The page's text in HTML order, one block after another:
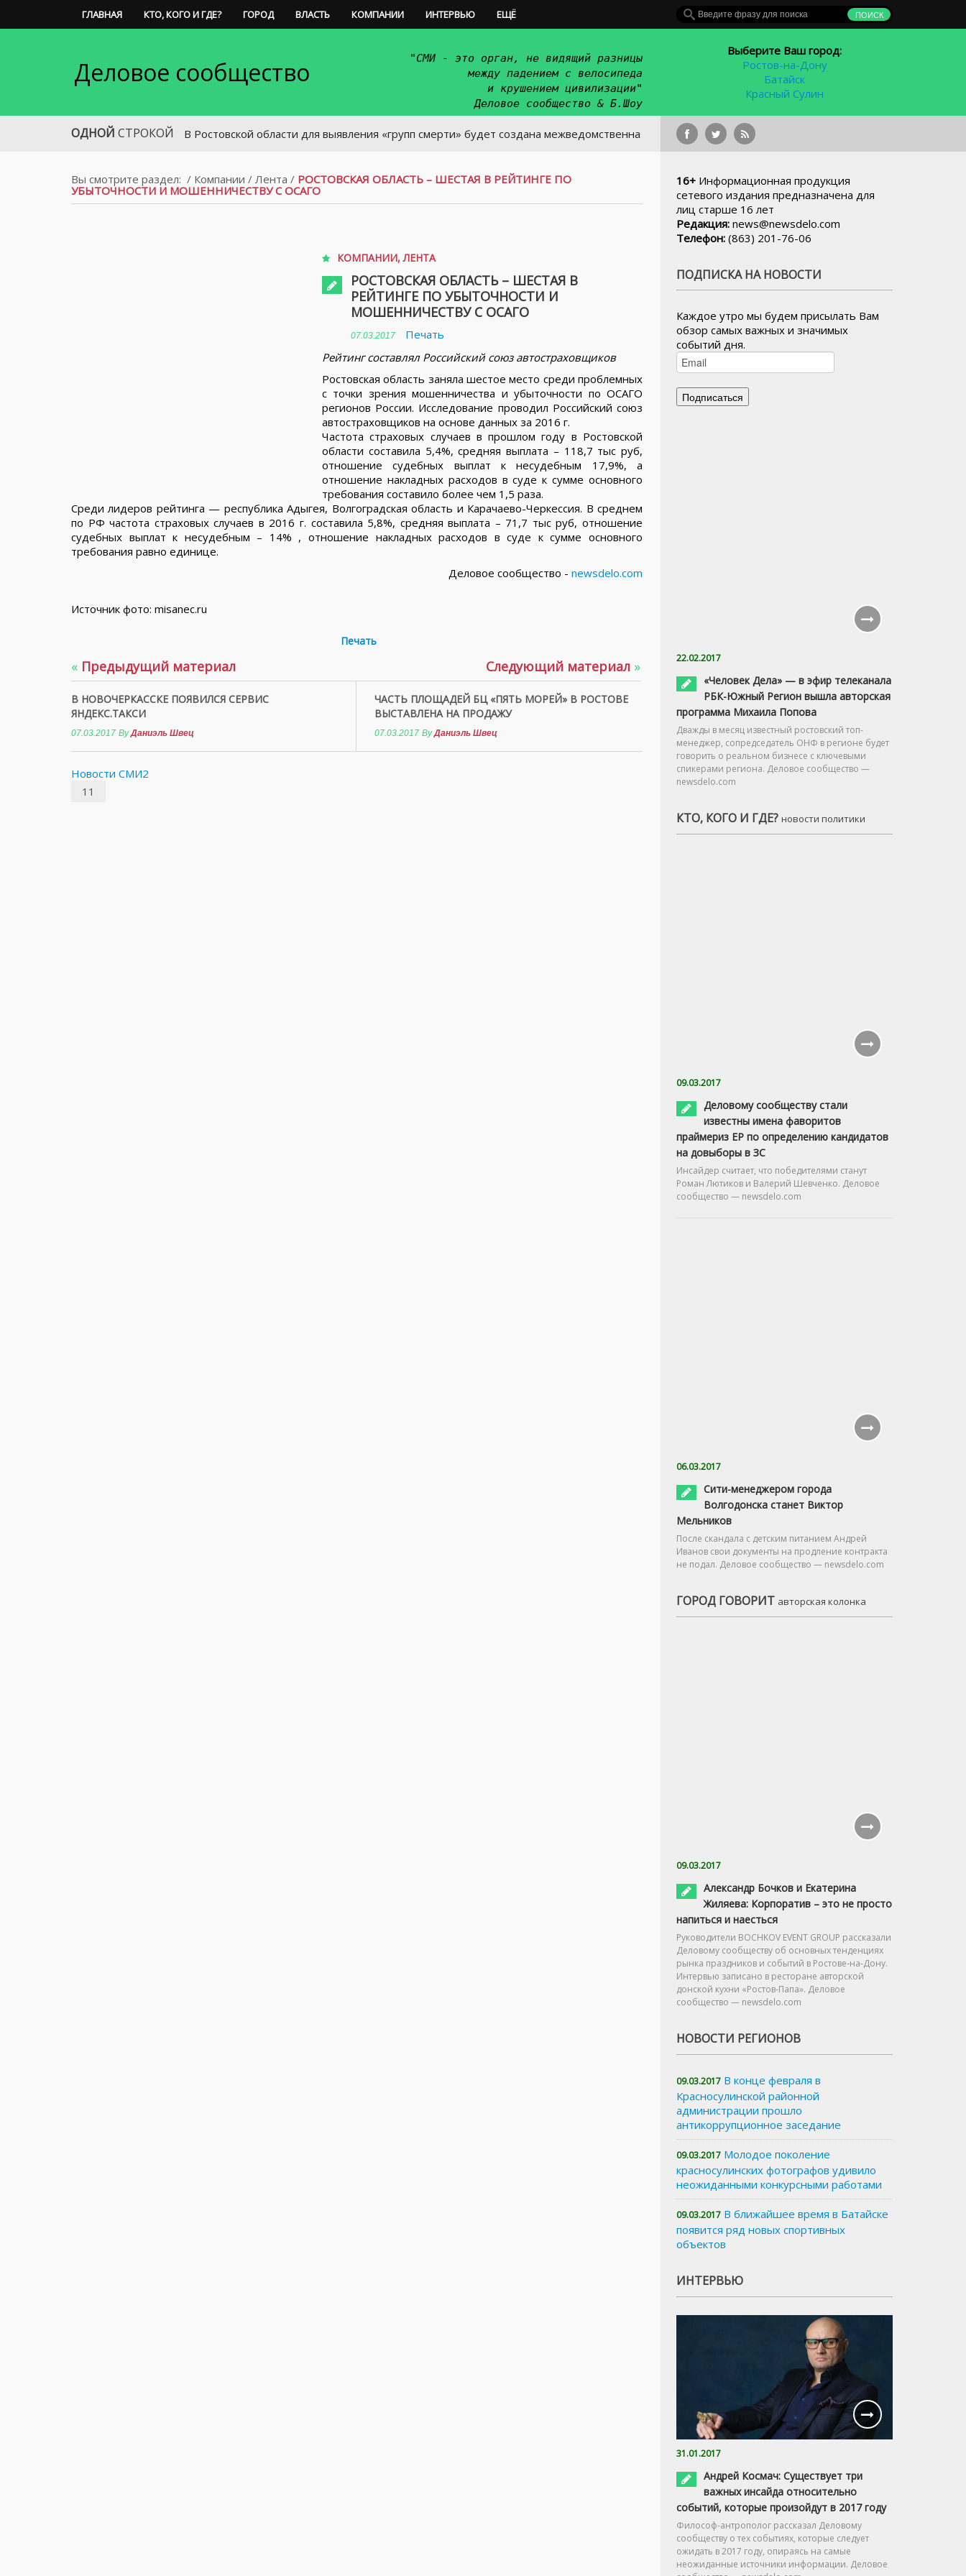
ГЛАВНАЯ КТО, КОГО И ГДЕ? ГОРОД ВЛАСТЬ КОМПАНИИ ИНТЕРВЬЮ ЕЩЁ
Деловое сообщество
"СМИ - это орган, не видящий разницы
между падением с велосипеда
и крушением цивилизации"
Деловое сообщество & Б.Шоу
Выберите Ваш город:
Ростов-на-Дону
Батайск
Красный Сулин
ОДНОЙ СТРОКОЙ
В Ростовской области для выявления «групп смерти» будет создана межведомственная группа
Вы смотрите раздел: / Компании / Лента / РОСТОВСКАЯ ОБЛАСТЬ – ШЕСТАЯ В РЕЙТИНГЕ ПО
УБЫТОЧНОСТИ И МОШЕННИЧЕСТВУ С ОСАГО
КОМПАНИИ,ЛЕНТА
РОСТОВСКАЯ ОБЛАСТЬ – ШЕСТАЯ В
РЕЙТИНГЕ ПО УБЫТОЧНОСТИ И
МОШЕННИЧЕСТВУ С ОСАГО
07.03.2017
Печать
Рейтинг составлял Российский союз автостраховщиков
Ростовская область заняла шестое место среди проблемных
с точки зрения мошенничества и убыточности по ОСАГО
регионов России. Исследование проводил Российский союз
автостраховщиков на основе данных за 2016 г.
Частота страховых случаев в прошлом году в Ростовской
области составила 5,4%, средняя выплата – 118,7 тыс руб,
отношение судебных выплат к несудебным 17,9%, а
отношение накладных расходов в суде к сумме основного
требования составило более чем 1,5 раза.
Среди лидеров рейтинга — республика Адыгея, Волгоградская область и Карачаево-Черкессия. В среднем
по РФ частота страховых случаев в 2016 г. составила 5,8%, средняя выплата – 71,7 тыс руб, отношение
судебных выплат к несудебным – 14% , отношение накладных расходов в суде к сумме основного
требования равно единице.
Деловое сообщество - newsdelo.com
Источник фото: misanec.ru
Печать
« Предыдущий материал
В НОВОЧЕРКАССКЕ ПОЯВИЛСЯ СЕРВИС
ЯНДЕКС.ТАКСИ
07.03.2017 ByДаниэль Швец
Следующий материал »
ЧАСТЬ ПЛОЩАДЕЙ БЦ «ПЯТЬ МОРЕЙ» В РОСТОВЕ
ВЫСТАВЛЕНА НА ПРОДАЖУ
07.03.2017 ByДаниэль Швец
Новости СМИ2
11
16+ Информационная продукция
сетевого издания предназначена для
лиц старше 16 лет
Редакция: news@newsdelo.com
Телефон: (863) 201-76-06
ПОДПИСКА НА НОВОСТИ
Каждое утро мы будем присылать Вам
обзор самых важных и значимых
событий дня.
22.02.2017
«Человек Дела» — в эфир телеканала
РБК-Южный Регион вышла авторская
программа Михаила Попова
Дважды в месяц известный ростовский топ-
менеджер, сопредседатель ОНФ в регионе будет
говорить о реальном бизнесе с ключевыми
спикерами региона. Деловое сообщество —
newsdelo.com
КТО, КОГО И ГДЕ? новости политики
09.03.2017
Деловому сообществу стали
известны имена фаворитов
праймериз ЕР по определению кандидатов
на довыборы в ЗС
Инсайдер считает, что победителями станут
Роман Лютиков и Валерий Шевченко. Деловое
сообщество — newsdelo.com
06.03.2017
Сити-менеджером города
Волгодонска станет Виктор
Мельников
После скандала с детским питанием Андрей
Иванов свои документы на продление контракта
не подал. Деловое сообщество — newsdelo.com
ГОРОД ГОВОРИТ авторская колонка
09.03.2017
Александр Бочков и Екатерина
Жиляева: Корпоратив – это не просто
напиться и наесться
Руководители BOCHKOV EVENT GROUP рассказали
Деловому сообществу об основных тенденциях
рынка праздников и событий в Ростове-на-Дону.
Интервью записано в ресторане авторской
донской кухни «Ростов-Папа». Деловое
сообщество — newsdelo.com
НОВОСТИ РЕГИОНОВ
09.03.2017 В конце февраля в
Красносулинской районной
администрации прошло
антикоррупционное заседание
09.03.2017 Молодое поколение
красносулинских фотографов удивило
неожиданными конкурсными работами
09.03.2017 В ближайшее время в Батайске
появится ряд новых спортивных
объектов
ИНТЕРВЬЮ
31.01.2017
Андрей Космач: Существует три
важных инсайда относительно
событий, которые произойдут в 2017 году
Философ-антрополог рассказал Деловому
сообществу о тех событиях, которые следует
ожидать в 2017 году, опираясь на самые
неожиданные источники информации. Деловое